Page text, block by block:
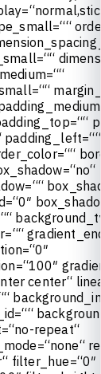
lay=“normal,stick
e _small=““ orde
ension _spacing
_small=““ dimens
medium=““
mall=““ margin
adding medium
adding top=““ p
padding left=““
der_ color=““ bord
x s hadow=“no“
dow=““ box s had
=“0″ box _s hado
““ background ty
r=““ gradient end
tion=“0″
on=“100″ gradien
nter center“ linea
“ background _im
id=““ backgroun
=“no-repeat“
mode=“none“ re
“ filter_ hue=“0″